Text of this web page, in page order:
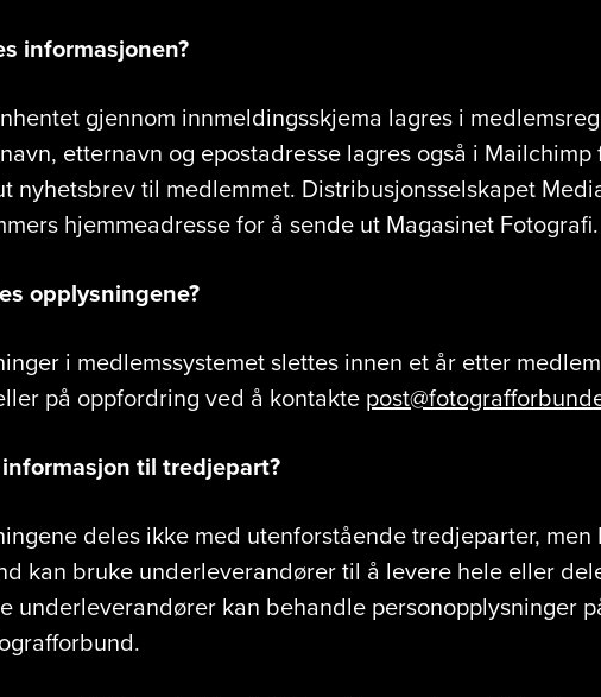
informasjonen?
gjennom innmeldingsskjema lagres i
etternavn og epostadresse lagres også i Mailchimp
nyhetsbrev til medlemmet. Distribusjonsselskapet
hjemmeadresse for å sende ut Magasinet Fotografi.
opplysningene?
i medlemssystemet slettes innen et år etter
på oppfordring ved å kontakte
til tredjepart?
deles ikke med utenforstående tredjeparter, men
kan bruke underleverandører til å levere hele eller
underleverandører kan behandle personopplysninger